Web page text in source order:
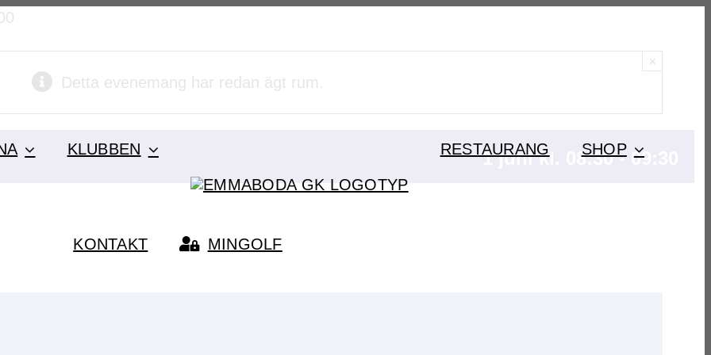
KLUBBEN RESTAURANG SHOP
KONTAKT MINGOLF
Detta evenemang har redan ägt rum.
×
1 juni kl. 08:30- 09:30